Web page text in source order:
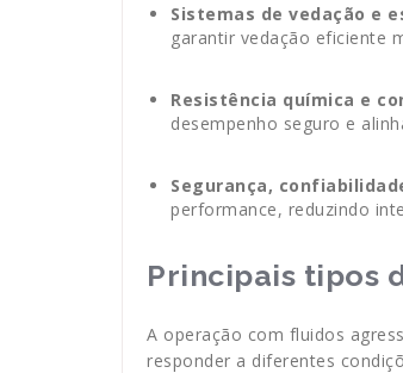
Sistemas de vedação e
garantir vedação eficiente
Resistência química e
desempenho seguro e
Segurança,
performance, reduzindo
Principais tipos
A operação com fluidos
responder a diferentes